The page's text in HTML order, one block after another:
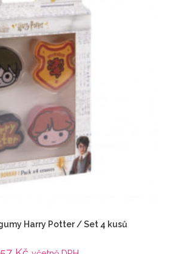
Harry Potter / Set 4 kusů